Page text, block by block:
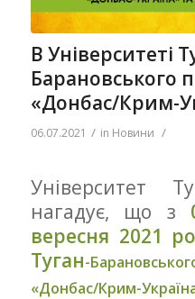
В Університеті
Барановського
«Донбас/Крим-
06.07.2021 / in Новини /
Університет
нагадує, що з
вересня 2021
Туган-
«Донбас/Крим-